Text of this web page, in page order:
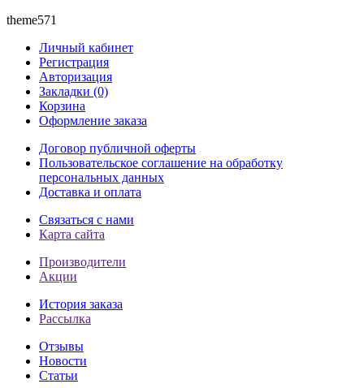
theme571
Личный кабинет
Регистрация
Авторизация
Закладки (0)
Корзина
Оформление заказа
Договор публичной оферты
Пользовательское соглашение на обработку
персональных данных
Доставка и оплата
Связаться с нами
Карта сайта
Производители
Акции
История заказа
Рассылка
Отзывы
Новости
Статьи